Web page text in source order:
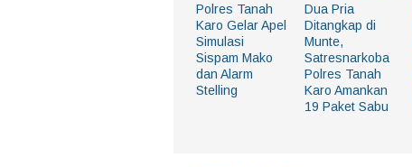
Polres Tanah
Karo Gelar Apel
Simulasi
Sispam Mako
dan Alarm
Stelling
Dua Pria
Ditangkap di
Munte,
Satresnarkoba
Polres Tanah
Karo Amankan
19 Paket Sabu